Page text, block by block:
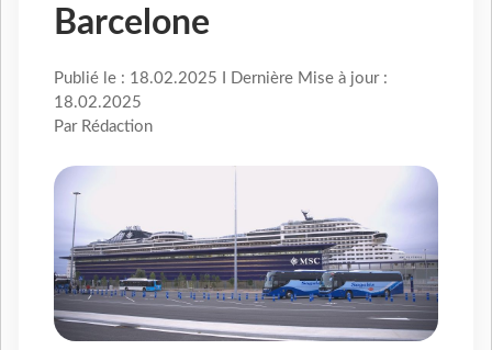
Barcelone
Publié le : 18.02.2025 I Dernière Mise à jour :
18.02.2025
Par Rédaction